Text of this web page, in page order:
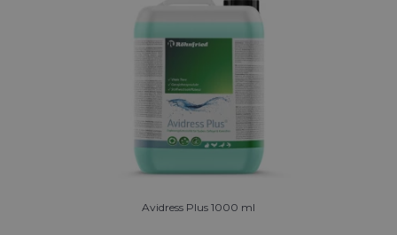
Avidress Plus 1000 ml